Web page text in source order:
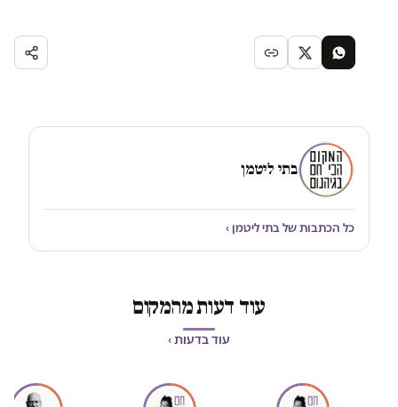
בתי ליטמן
כל הכתבות של בתי ליטמן ›
עוד דעות מהמקום
עוד בדעות ›